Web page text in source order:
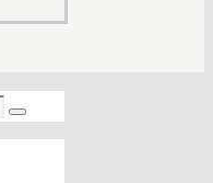
Search